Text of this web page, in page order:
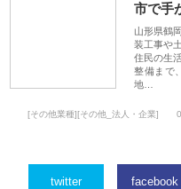
市で手
山形県鶴
装工事や
住民の生
整備まで
地…
[その他業種][その他_法人・企業]
twitter facebook